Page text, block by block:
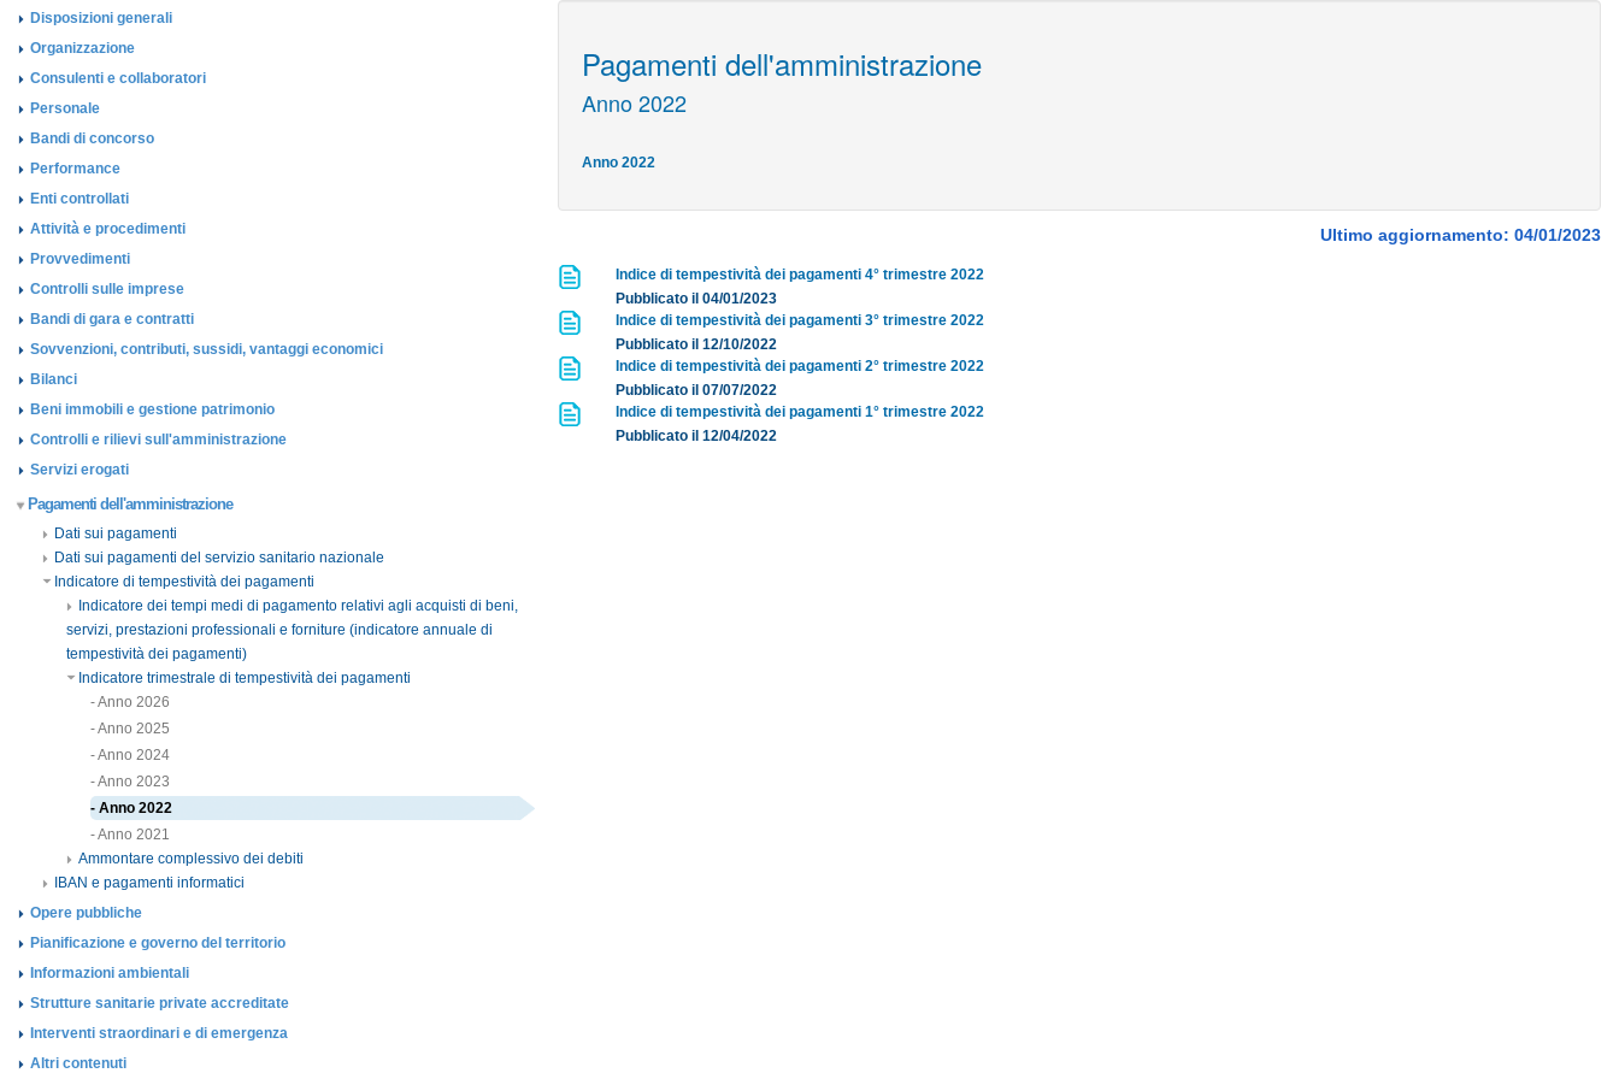
Disposizioni generali
Organizzazione
Consulenti e collaboratori
Personale
Bandi di concorso
Performance
Enti controllati
Attività e procedimenti
Provvedimenti
Controlli sulle imprese
Bandi di gara e contratti
Sovvenzioni, contributi, sussidi, vantaggi economici
Bilanci
Beni immobili e gestione patrimonio
Controlli e rilievi sull'amministrazione
Servizi erogati
Pagamenti dell'amministrazione
Dati sui pagamenti
Dati sui pagamenti del servizio sanitario nazionale
Indicatore di tempestività dei pagamenti
Indicatore dei tempi medi di pagamento relativi agli acquisti di beni,
servizi, prestazioni professionali e forniture (indicatore annuale di
tempestività dei pagamenti)
Indicatore trimestrale di tempestività dei pagamenti
- Anno 2026
- Anno 2025
- Anno 2024
- Anno 2023
- Anno 2022
- Anno 2021
Ammontare complessivo dei debiti
IBAN e pagamenti informatici
Opere pubbliche
Pianificazione e governo del territorio
Informazioni ambientali
Strutture sanitarie private accreditate
Interventi straordinari e di emergenza
Altri contenuti
Pagamenti dell'amministrazione
Anno 2022
Anno 2022
Ultimo aggiornamento: 04/01/2023
Indice di tempestività dei pagamenti 4° trimestre 2022
Pubblicato il 04/01/2023
Indice di tempestività dei pagamenti 3° trimestre 2022
Pubblicato il 12/10/2022
Indice di tempestività dei pagamenti 2° trimestre 2022
Pubblicato il 07/07/2022
Indice di tempestività dei pagamenti 1° trimestre 2022
Pubblicato il 12/04/2022